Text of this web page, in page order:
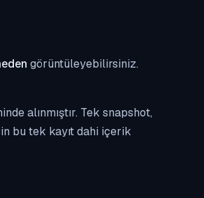
görüntüleyebilirsiniz.
alınmıştır. Tek snapshot,
bu tek kayıt dahi içerik